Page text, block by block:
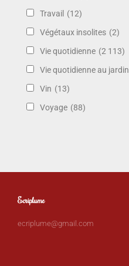
Travail (12)
Végétaux insolites (2)
Vie quotidienne (2 113)
Vie quotidienne au jardin
Vin (13)
Voyage (88)
Ecriplume
ecriplume@gmail.com